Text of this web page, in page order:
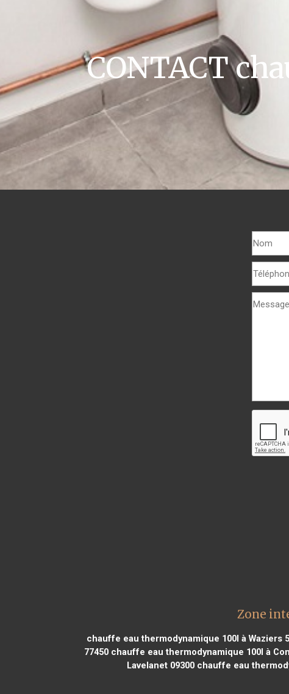
CONTACT
Zone
chauffe eau thermodynamique 100l à Waziers
77450chauffe eau thermodynamique 100l à
Lavelanet 09300 chauffe eau